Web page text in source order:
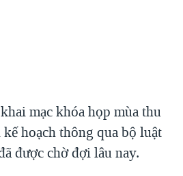
MẠI CỦA MỸ: QUÁ KHỨ VÀ HIỆN
mạc khóa họp mùa thu
hoạch thông qua bộ luật
được chờ đợi lâu nay.